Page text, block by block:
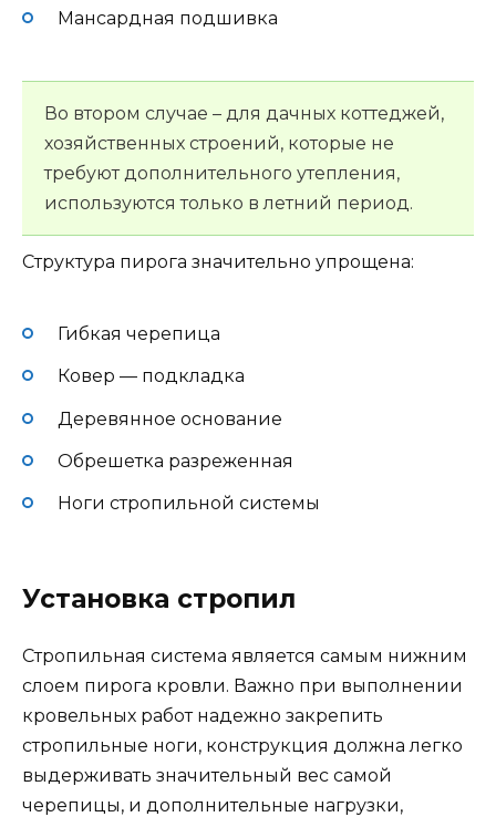
Мансардная подшивка
Во втором случае – для дачных коттеджей,
хозяйственных строений, которые не
требуют дополнительного утепления,
используются только в летний период.
Структура пирога значительно упрощена:
Гибкая черепица
Ковер — подкладка
Деревянное основание
Обрешетка разреженная
Ноги стропильной системы
Установка стропил
Стропильная система является самым нижним
слоем пирога кровли. Важно при выполнении
кровельных работ надежно закрепить
стропильные ноги, конструкция должна легко
выдерживать значительный вес самой
черепицы, и дополнительные нагрузки,